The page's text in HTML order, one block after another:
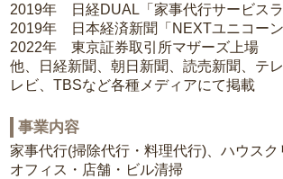
2019年 日経DUAL「家事代行サービス
2019年 日本経済新聞「NEXTユニコー
2022年 東京証券取引所マザーズ上場
他、日経新聞、朝日新聞、読売新聞、テ
レビ、TBSなど各種メディアにて掲載
事業内容
家事代行(掃除代行・料理代行)、ハウスク
オフィス・店舗・ビル清掃